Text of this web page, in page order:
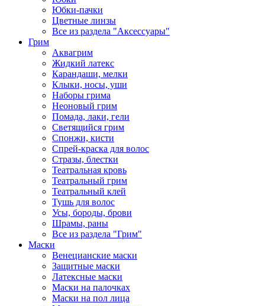
Юбки-пачки
Цветные линзы
Все из раздела "Аксессуары"
Грим
Аквагрим
Жидкий латекс
Карандаши, мелки
Клыки, носы, уши
Наборы грима
Неоновый грим
Помада, лаки, гели
Светящийся грим
Спонжи, кисти
Спрей-краска для волос
Стразы, блестки
Театральная кровь
Театральный грим
Театральный клей
Тушь для волос
Усы, бороды, брови
Шрамы, раны
Все из раздела "Грим"
Маски
Венецианские маски
Защитные маски
Латексные маски
Маски на палочках
Маски на пол лица